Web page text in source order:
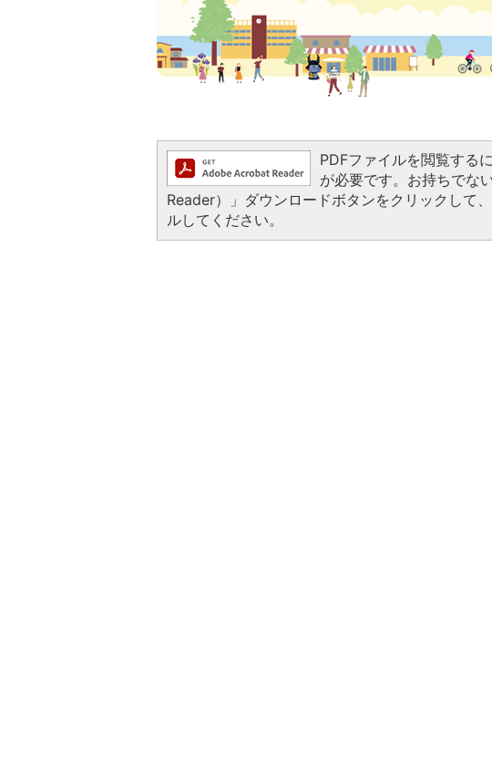
PDFファイルを閲覧する
が必要です。お持ちでな
Reader）」ダウンロードボタンをクリックして
ルしてください。